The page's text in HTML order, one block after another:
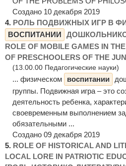
Создано 10 декабря 2019
4. РОЛЬ ПОДВИЖНЫХ ИГР В
ВОСПИТАНИИ
ROLE OF MOBILE GAMES IN
OF PRESCHOOLERS OF THE
(13.00.00 Педагогические науки)
... физическом воспитании
группы. Подвижная игра – это
деятельность ребенка,
своевременным выполнением
обязательными ...
Создано 09 декабря 2019
5. ROLE OF HISTORICAL AND
LOCAL LORE IN PATRIOTIC